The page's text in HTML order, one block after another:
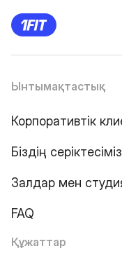
Ынтымақтастық
Корпоративтік
Біздің
Залдар мен
FAQ
Құжаттар